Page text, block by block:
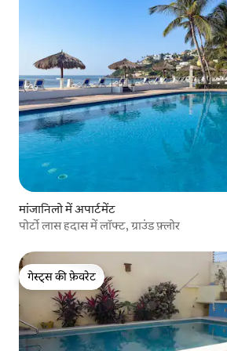
मांजानिलो में अपार्टमेंट
पोर्टो लास हदास में लॉफ्ट, ग्राउंड फ़्लोर
गेस्ट्स की फ़ेवरेट
गेस्ट्स की फ़ेवरेट